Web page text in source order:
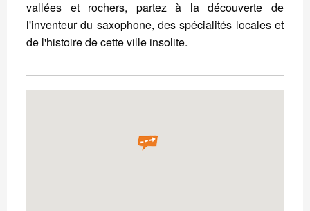
vallées et rochers, partez à la découverte de
l'inventeur du saxophone, des spécialités locales et
de l'histoire de cette ville insolite.